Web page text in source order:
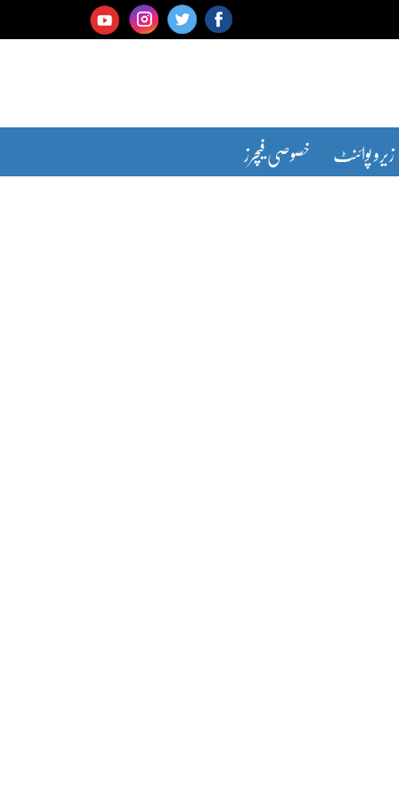
زیرو پوائنٹ خصوصی فیچرز